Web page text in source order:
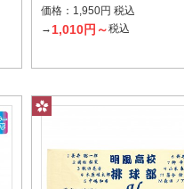
価格： 1,950円 税込
→ 1,010円～税込